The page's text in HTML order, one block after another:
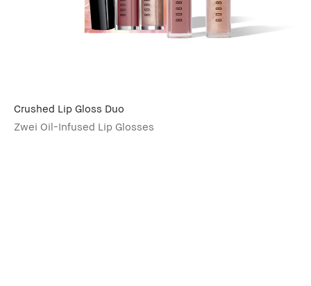
Crushed Lip Gloss Duo
Zwei Oil-Infused Lip Glosses